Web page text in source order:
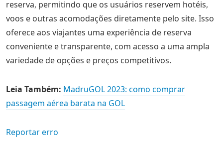
reserva, permitindo que os usuários reservem hotéis,
voos e outras acomodações diretamente pelo site. Isso
oferece aos viajantes uma experiência de reserva
conveniente e transparente, com acesso a uma ampla
variedade de opções e preços competitivos.
Leia Também: MadruGOL 2023: como comprar
passagem aérea barata na GOL
Reportar erro